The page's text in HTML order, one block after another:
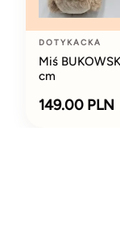
DOTYKACKA
Miś
cm
149.00 PLN